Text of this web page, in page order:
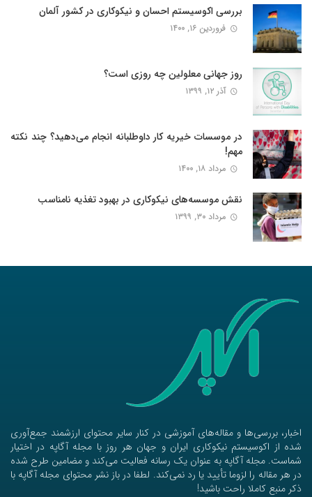
بررسی اکوسیستم احسان و نیکوکاری در کشور آلمان
فروردین ۱۶, ۱۴۰۰
روز جهانی معلولین چه روزی است؟
آذر ۱۲, ۱۳۹۹
در موسسات خیریه کار داوطلبانه انجام می‌دهید؟ چند نکته
مهم!
مرداد ۱۸, ۱۴۰۰
نقش موسسه‌های نیکوکاری در بهبود تغذیه نامناسب
مرداد ۳۰, ۱۳۹۹
اخبار، بررسی‌ها و مقاله‌های آموزشی در کنار سایر محتوای ارزشمند جمع‌آوری
شده از اکوسیستم نیکوکاری ایران و جهان هر روز با مجله آگاپه در اختیار
شماست. مجله آگاپه به عنوان یک رسانه فعالیت می‌کند و مضامین طرح شده
در هر مقاله را لزوما تأیید یا رد نمی‌کند. لطفا در باز نشر محتوای مجله آگاپه با
ذکر منبع کاملا راحت باشید!